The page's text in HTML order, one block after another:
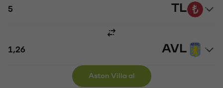
TL
AVL
Aston Villa al